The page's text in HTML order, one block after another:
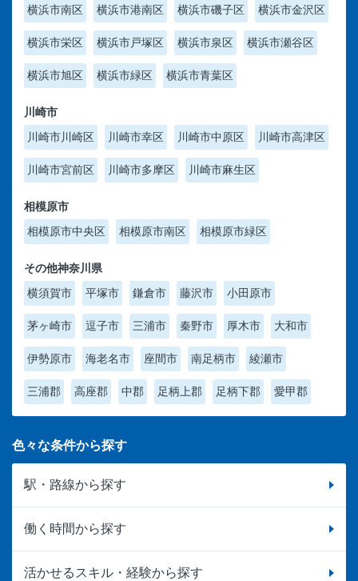
横浜市南区 横浜市港南区 横浜市磯子区 横浜市金沢区
横浜市栄区 横浜市戸塚区 横浜市泉区 横浜市瀬谷区
横浜市旭区 横浜市緑区 横浜市青葉区
川崎市
川崎市川崎区
川崎市幸区 川崎市中原区 川崎市高津区
川崎市宮前区 川崎市多摩区 川崎市麻生区
相模原市
相模原市中央区
相模原市南区 相模原市緑区
その他神奈川県
横須賀市
平塚市 鎌倉市 藤沢市 小田原市
茅ヶ崎市 逗子市 三浦市 秦野市 厚木市 大和市
伊勢原市 海老名市 座間市 南足柄市 綾瀬市
三浦郡 高座郡 中郡 足柄上郡 足柄下郡 愛甲郡
色々な条件から探す
駅・路線から探す
働く時間から探す
活かせるスキル・経験から探す